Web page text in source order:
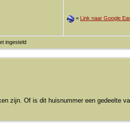
= Link naar Google
ingesteld
zijn. Of is dit huisnummer een gedeelte